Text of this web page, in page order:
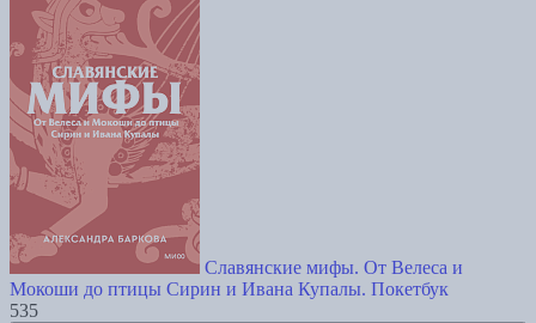
Славянские мифы. От Велеса и
Мокоши до птицы Сирин и Ивана Купалы. Покетбук
535